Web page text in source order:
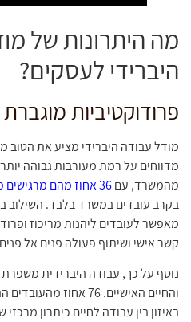
מה היתרונות של
היברידי לעסקים?
פרודוקטיביות
מודל עבודה היברידי מציע את הטוב
מדווחים על רמת מעורבות גבוהה
מהמשרד, עם36 אחוז מהם מרגישים מעורבים
בקרב עובדים במשרד בלבד. השילוב
מאפשר לעובדים ליהנות מריכוז
קשר אישי ושיתוף פעולה פנים אל
נוסף על כך, עבודה היברידית
והחיים האישיים. 76
באיזון בין עבודה לחיים כיתרון